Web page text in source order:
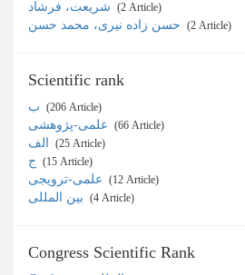
‎ (2 Article)
‎ (2 Article)
Scientific rank
‎ (206 Article)
‎ (66 Article)
‎ (25 Article)
‎ (15 Article)
‎ (12 Article)
‎ (4 Article)
Congress Scientific Rank